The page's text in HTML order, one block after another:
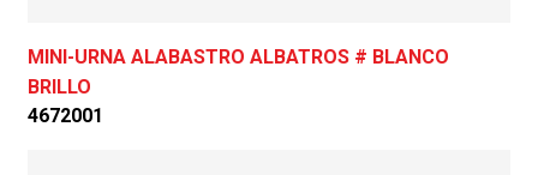
MINI-URNA ALABASTRO ALBATROS # BLANCO
BRILLO
4672001